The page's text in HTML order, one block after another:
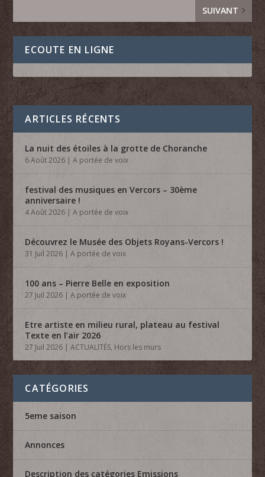
SUIVANT
ECOUTE EN LIGNE
ARTICLES RÉCENTS
La nuit des étoiles à la grotte de Choranche
6 Août 2026 |A portée de voix
festival des musiques en Vercors – 30ème
anniversaire !
4 Août 2026 |A portée de voix
Découvrez le Musée des Objets Royans-Vercors !
31 Juil 2026 |A portée de voix
100 ans – Pierre Belle en exposition
27 Juil 2026 |A portée de voix
Etre artiste en milieu rural, plateau au festival
Texte en l’air 2026
27 Juil 2026 |ACTUALITÉS, Hors les murs
CATÉGORIES
5eme saison
Annonces
Description des catégories Emissions